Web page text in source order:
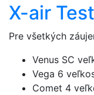
X-air
Pre všetkých
Venus SC
Vega 6
Comet 4